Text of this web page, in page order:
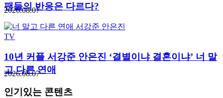
팬들의 반응은 다르다?
2026.08.07
TV
10년 커플 서강준 안은진 ‘결별이냐 결혼이냐’ 너 말
고 다른 연애
2026.08.07
인기있는 콘텐츠